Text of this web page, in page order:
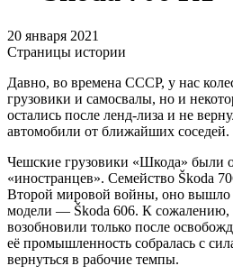
20 января 2021
Страницы истории
Давно, во времена СССР, у нас
грузовики и самосвалы, но и
остались после ленд-лиза и не
автомобили от ближайших соседей.
Чешские грузовики «Шкода» были
«иностранцев». Семейство Škoda
Второй мировой войны, оно вышло
модели — Škoda 606. К сожалению,
возобновили только после
её промышленность собралась с
вернуться в рабочие темпы.